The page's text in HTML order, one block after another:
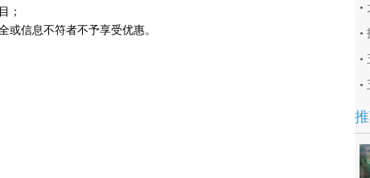
；
或信息不符者不予享受优惠。
•
•
•
•